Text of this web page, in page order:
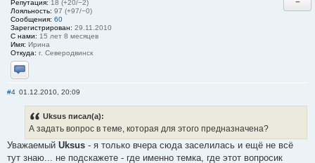
Репутация: 18 (+20/−2)
Лояльность: 97 (+97/−0)
Сообщения: 60
Зарегистрирован: 29.11.2010
С нами: 15 лет 8 месяцев
Имя: Ирина
Откуда: г. Северодвинск
Отправить личное сообщение
#4 01.12.2010, 20:09
Uksus писал(а):
А задать вопрос в теме, которая для этого предназначена?
Уважаемый Uksus - я только вчера сюда заселилась и ещё не всё
тут знаю... не подскажете - где именно темка, где этот вопросик